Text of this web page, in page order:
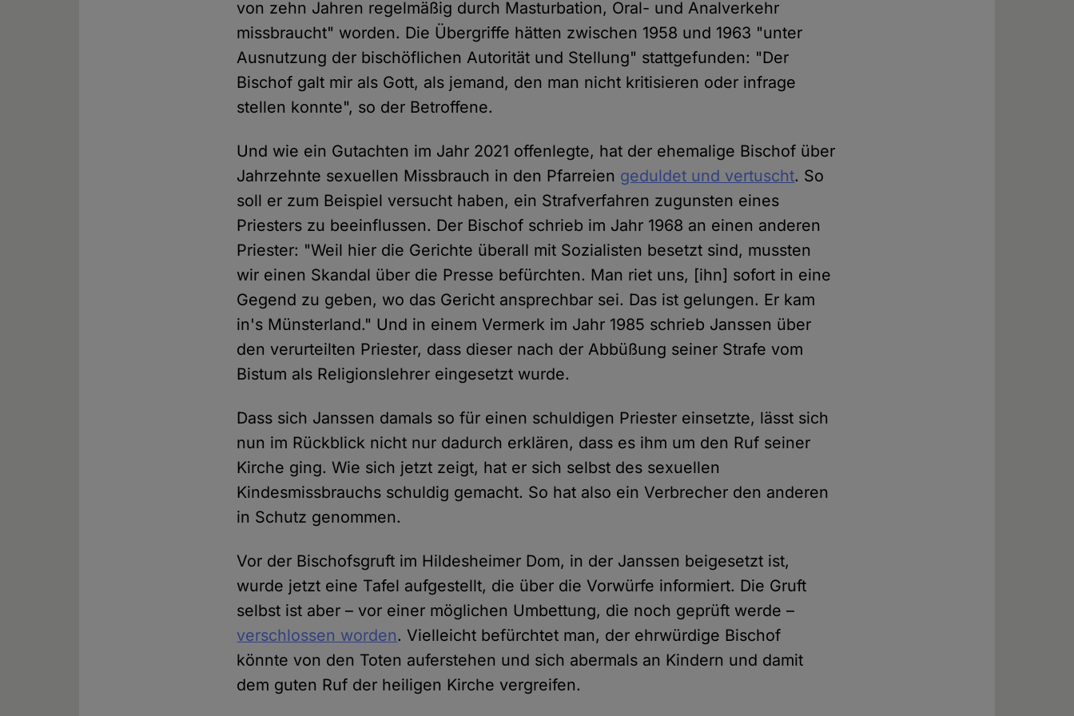
von zehn Jahren regelmäßig durch Masturbation, Oral- und Analverkehr
missbraucht" worden. Die Übergriffe hätten zwischen 1958 und 1963 "unter
Ausnutzung der bischöflichen Autorität und Stellung" stattgefunden: "Der
Bischof galt mir als Gott, als jemand, den man nicht kritisieren oder infrage
stellen konnte", so der Betroffene.
Und wie ein Gutachten im Jahr 2021 offenlegte, hat der ehemalige Bischof über
Jahrzehnte sexuellen Missbrauch in den Pfarreien geduldet und vertuscht. So
soll er zum Beispiel versucht haben, ein Strafverfahren zugunsten eines
Priesters zu beeinflussen. Der Bischof schrieb im Jahr 1968 an einen anderen
Priester: "Weil hier die Gerichte überall mit Sozialisten besetzt sind, mussten
wir einen Skandal über die Presse befürchten. Man riet uns, [ihn] sofort in eine
Gegend zu geben, wo das Gericht ansprechbar sei. Das ist gelungen. Er kam
in's Münsterland." Und in einem Vermerk im Jahr 1985 schrieb Janssen über
den verurteilten Priester, dass dieser nach der Abbüßung seiner Strafe vom
Bistum als Religionslehrer eingesetzt wurde.
Dass sich Janssen damals so für einen schuldigen Priester einsetzte, lässt sich
nun im Rückblick nicht nur dadurch erklären, dass es ihm um den Ruf seiner
Kirche ging. Wie sich jetzt zeigt, hat er sich selbst des sexuellen
Kindesmissbrauchs schuldig gemacht. So hat also ein Verbrecher den anderen
in Schutz genommen.
Vor der Bischofsgruft im Hildesheimer Dom, in der Janssen beigesetzt ist,
wurde jetzt eine Tafel aufgestellt, die über die Vorwürfe informiert. Die Gruft
selbst ist aber – vor einer möglichen Umbettung, die noch geprüft werde –
verschlossen worden. Vielleicht befürchtet man, der ehrwürdige Bischof
könnte von den Toten auferstehen und sich abermals an Kindern und damit
dem guten Ruf der heiligen Kirche vergreifen.